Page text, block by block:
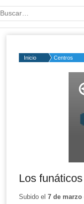
Palabra o frase:
Inicio Centros
50%
Los
Subido el 7 de marzo